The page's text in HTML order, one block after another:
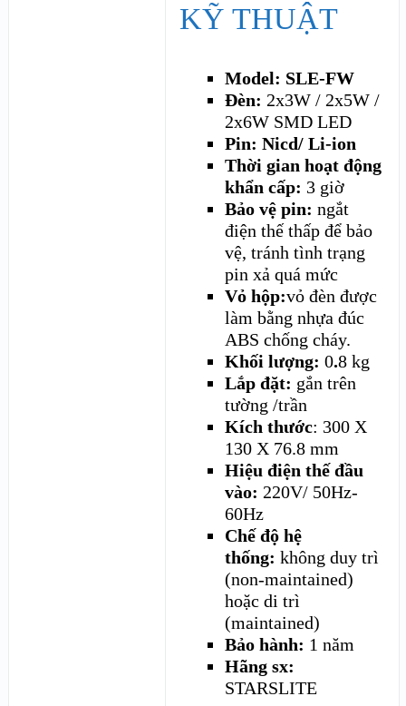
KỸ THUẬT
Model: SLE-FW
Đèn: 2x3W / 2x5W /
2x6W SMD LED
Pin: Nicd/ Li-ion
Thời gian hoạt động
khẩn cấp: 3 giờ
Bảo vệ pin:ngắt
điện thế thấp để bảo
vệ, tránh tình trạng
pin xả quá mức
Vỏ hộp:vỏ đèn được
làm bằng nhựa đúc
ABS chống cháy.
Khối lượng:0.8 kg
Lắp đặt: gắn trên
tường /trần
Kích thước: 300 X
130 X 76.8 mm
Hiệu điện thế đầu
vào: 220V/ 50Hz-
60Hz
Chế độ hệ
thống:không duy trì
(non-maintained)
hoặc di trì
(maintained)
Bảo hành: 1 năm
Hãng sx:
STARSLITE